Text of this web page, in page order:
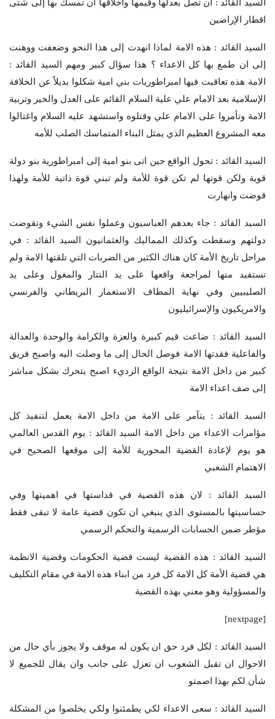
السيد القائد : ان تصل بعدلها وقيمها واخلاقها ان تمسك بها إلى شتى
اقطار الإراضين
السيد القائد : هذه الامة لماذا انهدت إلى هذا النحو وضعفت ووهنت
إلى ان طمع بها كل الاعداء ؟ هذا سؤال كبير ومهم السيد القائد :
الامة هذه تعاقبت فيها امبراطوريات بني امية شكلوا بديلاً عن الخلافة
الإسلامية بعد الامام علي علية السلام القائم على العدل والخير وتربية
الامة وتأمروا على الامام علي وقتلوه واستشهد عليه السلام واغتالوا
معه المشروع العظيم الذي يمثل البناء المتماسك الصلب للأمه
السيد القائد : تحول الواقع حين اتى بنو امية إلى امبراطورية بنو دولة
قوية ولكن قوتها لم تكن قوة للأمة ولم تبني قوة ذاتية للأمة ولهذا
قوضت وانهارت
السيد القائد : جاء بعدهم العباسيون وعملوا نفس الشيء وتقوضت
دولتهم وسقطت وكذلك المماليك والعثمانيون السيد القائد : في
مراحل تاريخ الأمة كان هناك الكثير من الضربات التي تلقتها الامة ولم
تستفيد منها لمراجعة واقعها على يد التتار والمغول وعلى يد
الصليبيين وفي نهاية المطاف الاستعمار البريطاني والفرنسي
والامريكيون والإسرائيليون
السيد القائد : ضاعت قيم كبيرة والعزة والكرامة والوحدة والعدالة
والفاعلية فقدتها الامة فوصل الحال إلى ما وصلت اليه واصبح فريق
كبير من داخل الامة نتيجة الواقع الرديء اصبح يتحرك بشكل مباشر
إلى صف اعداء الامة
السيد القائد : يتآمر على الامة من داخل الامة يعمل لتنفيذ كل
مؤامرات الاعداء من داخل الامة السيد القائد : يوم القدس العالمي
هو يوم لإعادة القضية المحورية للأمة إلى موقعها الصحيح في
الاهتمام الشعبي
السيد القائد : لان هذه القضية في قداستها في اهميتها وفي
حساسيتها بالمستوى الذي ينبغي ان تكون قضية عامة لا تبقى فقط
مؤطر ضمن الحسابات الرسمية والتحكم الرسمي
السيد القائد : هذه القضية ليست قضية الحكومات وقضية الانظمة
هي قضية الأمة كل الامة كل فرد من ابناء هذه الامة في مقام التكليف
والمسؤولية وهو معني بهذه القضية
[nextpage]
السيد القائد : لكل فرد حق ان يكون له موقف ولا يجوز بأي حال من
الاحوال ان تقبل الشعوب ان تعزل على جانب وان يقال للجميع لا
شأن لكم بهذا اصمتو
السيد القائد : سعى الاعداء لكي يطمئنوا ولكي يخلصوا من المشكلة